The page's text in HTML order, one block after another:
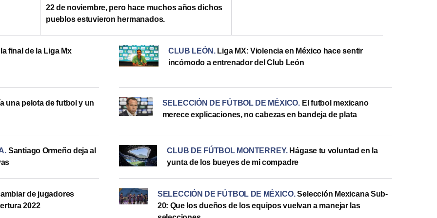
22 de noviembre, pero hace muchos años dichos
pueblos estuvieron hermanados.
final de la Liga Mx CLUB LEÓN . Liga MX: Violencia en México hace sentir
incómodo a entrenador del Club León
una pelota de futbol y un SELECCIÓN DE FÚTBOL DE MÉXICO. El futbol mexicano
merece explicaciones, no cabezas en bandeja de plata
. Santiago Ormeño deja al
CLUB DE FÚTBOL MONTERREY. Hágase tu voluntad en la
yunta de los bueyes de mi compadre
de jugadores
2022
SELECCIÓN DE FÚTBOL DE MÉXICO. Selección Mexicana Sub-
20: Que los dueños de los equipos vuelvan a manejar las